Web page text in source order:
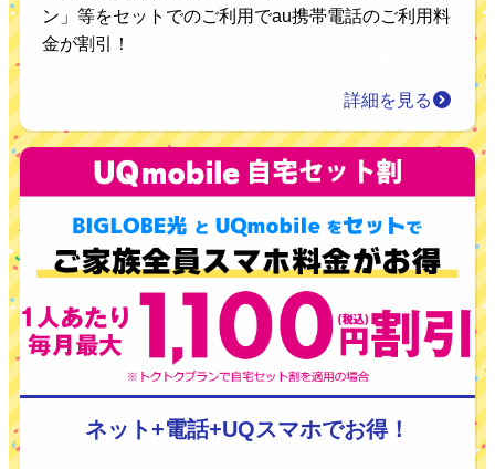
ン」等をセットでのご利用でau携帯電話のご利用料
金が割引！
詳細を見る
ネット+電話+UQスマホでお得！